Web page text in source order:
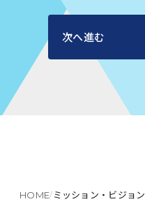
次へ進む
HOME ミッション・ビジョン